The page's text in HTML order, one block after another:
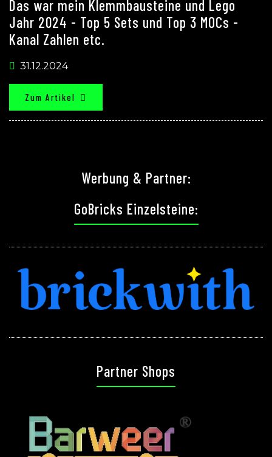
Das war mein Klemmbausteine und Lego
Jahr 2024 - Top 5 Sets und Top 3 MOCs -
Kanal Zahlen etc.
31.12.2024
Zum Artikel
Werbung & Partner:
GoBricks Einzelsteine:
Partner Shops